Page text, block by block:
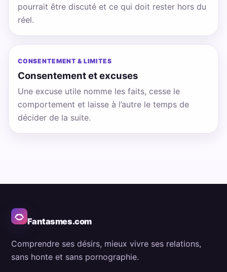
pourrait être discuté et ce qui doit rester hors du
réel.
CONSENTEMENT & LIMITES
Consentement et excuses
Une excuse utile nomme les faits, cesse le
comportement et laisse à l’autre le temps de
décider de la suite.
Fantasmes.com
Comprendre ses désirs, mieux vivre ses relations,
sans honte et sans pornographie.